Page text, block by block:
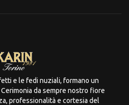
e le fedi nuziali, formano un
da sempre nostro fiore
professionalità e cortesia del